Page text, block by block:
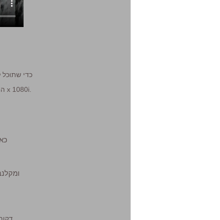
המקורי ממוקם מול הרזולוציה של 1920 x 1080i.